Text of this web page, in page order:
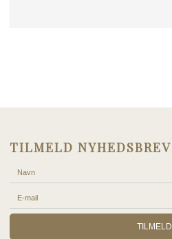
TILMELD NYHEDSBREV
TILMELD